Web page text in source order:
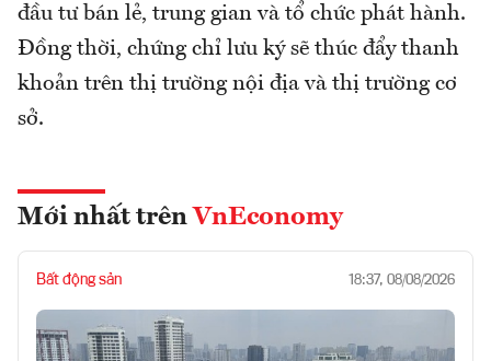
đầu tư bán lẻ, trung gian và tổ chức phát hành.
Đồng thời, chứng chỉ lưu ký sẽ thúc đẩy thanh
khoản trên thị trường nội địa và thị trường cơ
sở.
Mới nhất trên VnEconomy
Bất động sản 18:37, 08/08/2026